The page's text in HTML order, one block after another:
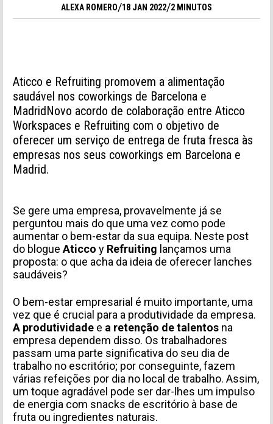
ALEXA ROMERO/18 JAN 2022/2 MINUTOS
Aticco e Refruiting promovem a alimentação
saudável nos coworkings de Barcelona e
MadridNovo acordo de colaboração entre Aticco
Workspaces e Refruiting com o objetivo de
oferecer um serviço de entrega de fruta fresca às
empresas nos seus coworkings em Barcelona e
Madrid.
Se gere uma empresa, provavelmente já se
perguntou mais do que uma vez como pode
aumentar o bem-estar da sua equipa. Neste post
do blogue Aticco y Refruiting lançamos uma
proposta: o que acha da ideia de oferecer lanches
saudáveis?
O bem-estar empresarial é muito importante, uma
vez que é crucial para a produtividade da empresa.
A produtividade e a retenção de talentos na
empresa dependem disso. Os trabalhadores
passam uma parte significativa do seu dia de
trabalho no escritório; por conseguinte, fazem
várias refeições por dia no local de trabalho. Assim,
um toque agradável pode ser dar-lhes um impulso
de energia com snacks de escritório à base de
fruta ou ingredientes naturais.